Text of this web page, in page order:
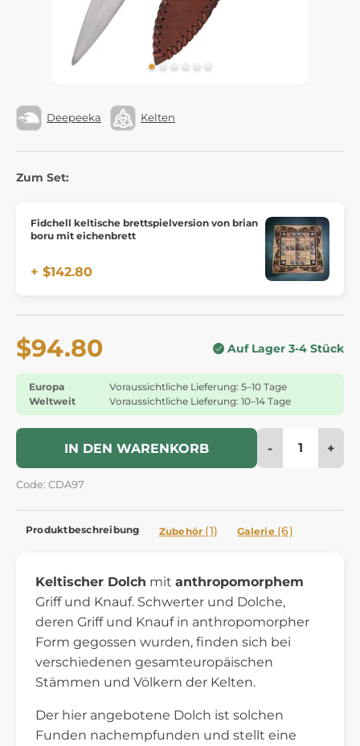
Deepeeka Kelten
Zum Set:
Fidchell keltische brettspielversion von brian
boru mit eichenbrett
+ $142.80
$94.80 Auf Lager 3-4 Stück
Europa
Voraussichtliche Lieferung: 5–10 Tage
Weltweit
Voraussichtliche Lieferung: 10–14 Tage
IN DEN WARENKORB - +
Code: CDA97
Produktbeschreibung Zubehör (1) Galerie (6)
Keltischer Dolch mit anthropomorphem
Griff und Knauf. Schwerter und Dolche,
deren Griff und Knauf in anthropomorpher
Form gegossen wurden, finden sich bei
verschiedenen gesamteuropäischen
Stämmen und Völkern der Kelten.
Der hier angebotene Dolch ist solchen
Funden nachempfunden und stellt eine